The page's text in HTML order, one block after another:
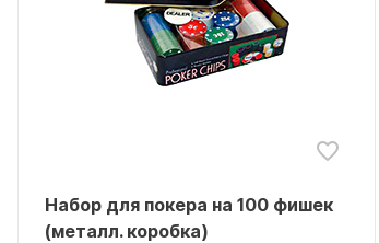
Набор для покера на 100 фишек
(металл. коробка)